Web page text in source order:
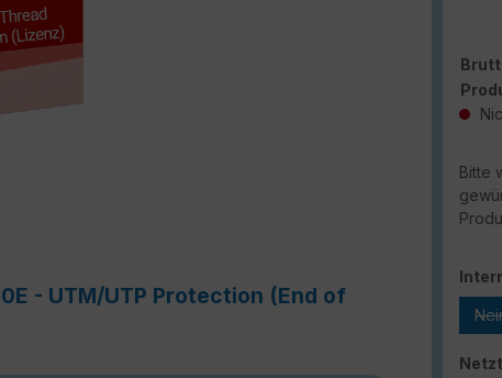
Bitte
- UTM/UTP Protection (End of